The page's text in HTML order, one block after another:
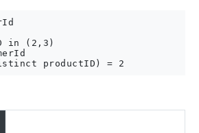
in (2,3)